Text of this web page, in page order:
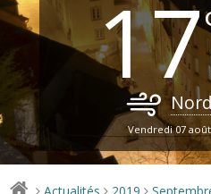
17
Nord
Vendredi 07 août
> > >